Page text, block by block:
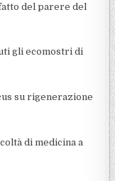
del parere del
gli ecomostri di
su rigenerazione
di medicina a